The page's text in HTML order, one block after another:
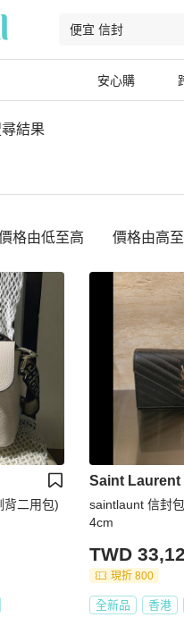
安心購
結果
格由低至高 價格由高
背二用包)
Saint Laurent
saintlaunt 信封
4cm
TWD
現折 800
全新品 香港